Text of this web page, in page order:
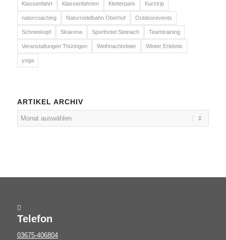
Klassenfahrt Klassenfahrten Kletterpark Kurztrip
naturcoaching Naturrodelbahn Oberhof Outdoorevents
Schneekopf Skiarena Sporthotel Steinach Teamtraining
Veranstaltungen Thüringen Weihnachtsfeier Winter Erlebnis
yoga
ARTIKEL ARCHIV
Telefon
03675-406804